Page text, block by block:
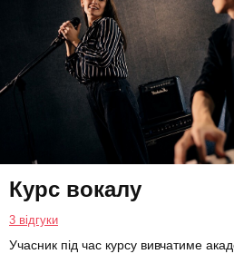
Курс вокалу
3 відгуки
Учасник під час курсу вивчатиме